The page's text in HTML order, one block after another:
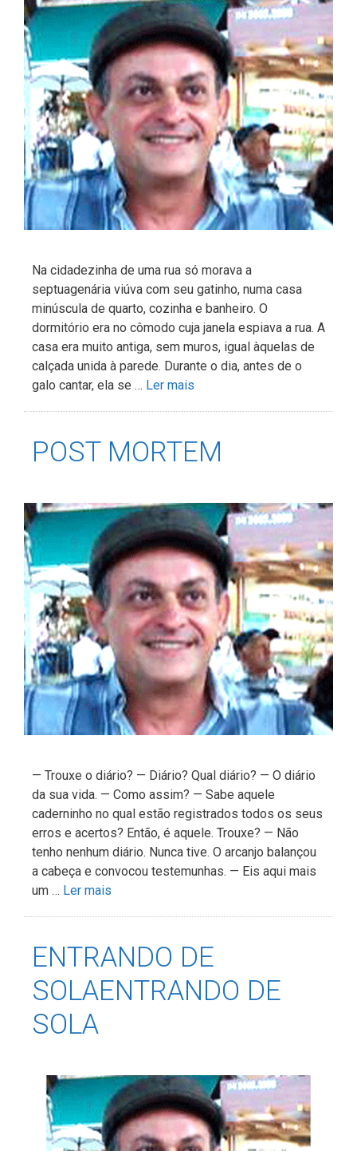
Na cidadezinha de uma rua só morava a
septuagenária viúva com seu gatinho, numa casa
minúscula de quarto, cozinha e banheiro. O
dormitório era no cômodo cuja janela espiava a rua. A
casa era muito antiga, sem muros, igual àquelas de
calçada unida à parede. Durante o dia, antes de o
galo cantar, ela se … Ler mais
POST MORTEM
— Trouxe o diário? — Diário? Qual diário? — O diário
da sua vida. — Como assim? — Sabe aquele
caderninho no qual estão registrados todos os seus
erros e acertos? Então, é aquele. Trouxe? — Não
tenho nenhum diário. Nunca tive. O arcanjo balançou
a cabeça e convocou testemunhas. — Eis aqui mais
um … Ler mais
ENTRANDO DE
SOLAENTRANDO DE
SOLA